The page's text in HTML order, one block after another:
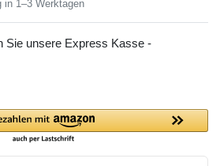
in 1–3 Werktagen
Sie unsere Express Kasse -